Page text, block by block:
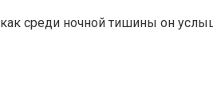
среди ночной тишины он